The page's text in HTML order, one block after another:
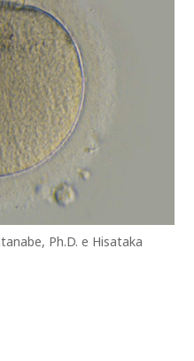
Ph.D. e Hisataka